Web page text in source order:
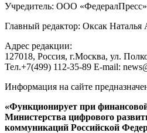
Учредитель: ООО «ФедералПресс»
Главный редактор: Оксак Наталья
Адрес редакции:
127018, Россия, г.Москва, ул.
Тел.+7(499) 112-35-89 E-mail:
Информация на сайте
«Функционирует при
Министерства цифрового
коммуникаций Российской